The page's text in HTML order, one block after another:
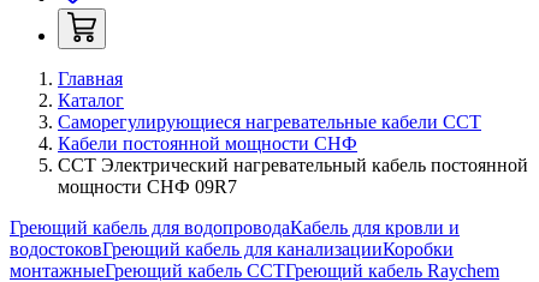
Главная
Каталог
Саморегулирующиеся нагревательные кабели ССТ
Кабели постоянной мощности СНФ
ССТ Электрический нагревательный кабель постоянной
мощности СНФ 09R7
Греющий кабель для водопроводаКабель для кровли и
водостоковГреющий кабель для канализацииКоробки
монтажныеГреющий кабель ССТГреющий кабель Raychem